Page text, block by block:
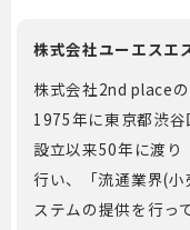
株式会社ユーエスエ
株式会社2nd place
1975年に東京都渋谷
設立以来50年に渡り
行い、「流通業界(
ステムの提供を行っ